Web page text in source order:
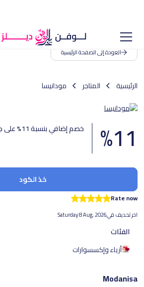
العودة إلى الصفحة الرئيسية
الرئيسية المتاجر مودانيسا
11
% خصم إضافي بنسبة 11% على جميع المنتجات
خذ الكود
Rate now
اخر تحديف فيSaturday 8 Aug, 2026
الفئات
أزياء وإكسسوارات
Modanisa